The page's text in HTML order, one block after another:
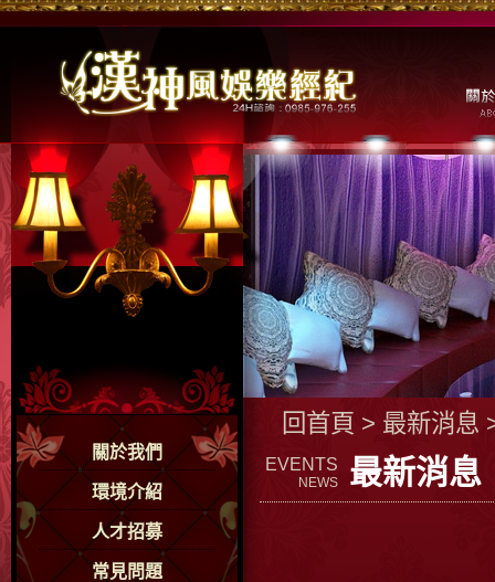
關於我們
環境介紹
人才招募
常見問題
回首頁 > 最新消息
EVENTS
NEWS 最新消息